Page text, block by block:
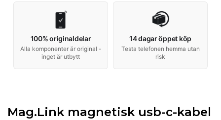
100% originaldelar
Alla komponenter är original -
inget är utbytt
14 dagar öppet köp
Testa telefonen hemma utan
risk
Mag.Link magnetisk usb-c-kabel